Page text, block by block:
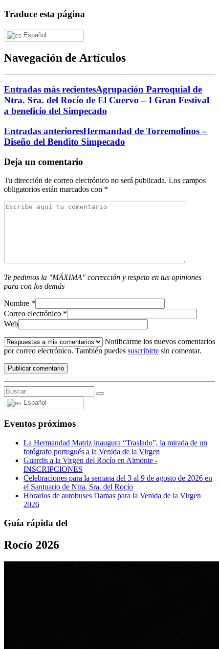
Traduce esta página
Español
Navegación de Artículos
Entradas más recientesAgrupación Parroquial de
Ntra. Sra. del Rocío de El Cuervo – I Gran Festival
a beneficio del Simpecado
Entradas anterioresHermandad de Torremolinos –
Diseño del Bendito Simpecado
Deja un comentario
Tu dirección de correo electrónico no será publicada. Los campos
obligatorios están marcados con *
Te pedimos la "MÁXIMA" corrección y respeto en tus opiniones
para con los demás
Nombre *
Correo electrónico *
Web
Notificarme los nuevos comentarios
por correo electrónico. También puedes suscribirte sin comentar.
Español
Eventos próximos
La Hermandad Matriz inaugura “Traslado”, la mirada de un
fotógrafo portugués a la Venida de la Virgen
Guardis a la Virgen del Rocío en Almonte -
INSCRIPCIONES
Celebraciones para la semana del 3 al 9 de agosto de 2026 en
el Santuario de Ntra. Sra. del Rocío
Horarios de autobuses Damas para la Venida de la Virgen
2026
Guía rápida del
Rocío 2026